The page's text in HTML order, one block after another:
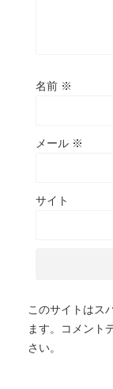
名前 ※
メール ※
サイト
このサイトはス
ます。
コメント
さい。